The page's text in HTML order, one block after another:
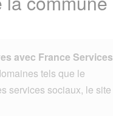
avec France Services
tels que le
services sociaux, le site